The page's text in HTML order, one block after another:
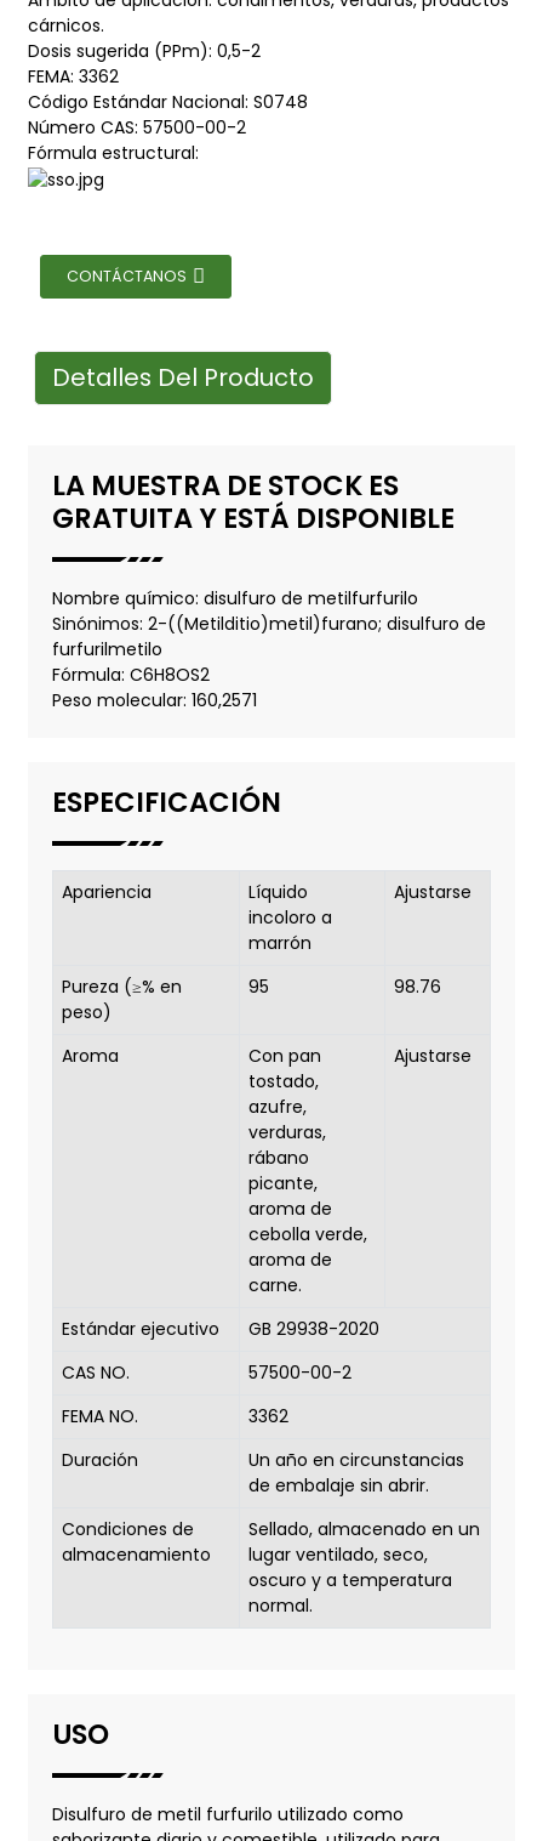
cárnicos.
Dosis sugerida (PPm): 0,5-2
FEMA: 3362
Código Estándar Nacional: S0748
Número CAS: 57500-00-2
Fórmula estructural:
CONTÁCTANOS
Detalles Del Producto
LA MUESTRA DE STOCK ES
GRATUITA Y ESTÁ DISPONIBLE
Nombre químico: disulfuro de metilfurfurilo
Sinónimos: 2-((Metilditio)metil)furano; disulfuro de
furfurilmetilo
Fórmula: C6H8OS2
Peso molecular: 160,2571
ESPECIFICACIÓN
Apariencia
Líquido
incoloro a
marrón
Ajustarse
Pureza (≥% en
peso)
95 98.76
Aroma
Con pan
tostado,
azufre,
verduras,
rábano
picante,
aroma de
cebolla verde,
aroma de
carne.
Ajustarse
Estándar ejecutivo
GB 29938-2020
CAS NO.
57500-00-2
FEMA NO.
3362
Duración
Un año en circunstancias
de embalaje sin abrir.
Condiciones de
almacenamiento
Sellado, almacenado en un
lugar ventilado, seco,
oscuro y a temperatura
normal.
USO
Disulfuro de metil furfurilo utilizado como